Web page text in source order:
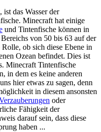
das Wasser der
Minecraft hat einige
und Tintenfische können in
von 50 bis 63 auf der
ob sich diese Ebene in
Ozean befindet. Dies ist
Minecraft Tintenfische
in dem es keine anderen
hier etwas zu sagen, denn
in diesem ansonsten
oder
Fähigkeit der
darauf sein, dass diese
haben ...